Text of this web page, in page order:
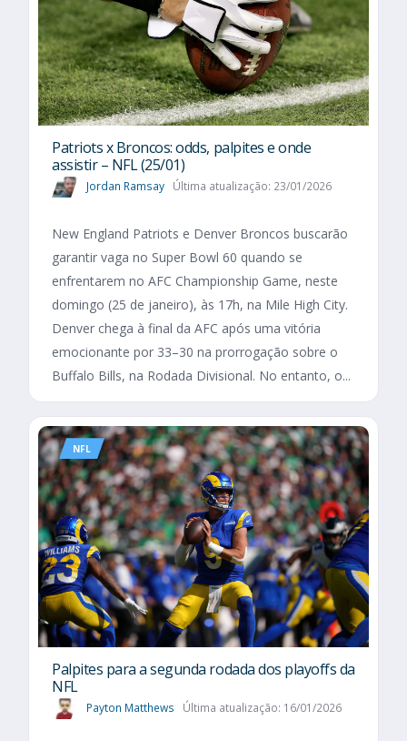
Patriots x Broncos: odds, palpites e onde
assistir – NFL (25/01)
Jordan Ramsay Última atualização: 23/01/2026
New England Patriots e Denver Broncos buscarão
garantir vaga no Super Bowl 60 quando se
enfrentarem no AFC Championship Game, neste
domingo (25 de janeiro), às 17h, na Mile High City.
Denver chega à final da AFC após uma vitória
emocionante por 33–30 na prorrogação sobre o
Buffalo Bills, na Rodada Divisional. No entanto, o...
NFL
Palpites para a segunda rodada dos playoffs da
NFL
Payton Matthews Última atualização: 16/01/2026